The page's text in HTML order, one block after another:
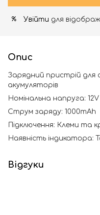
% Увійти для
Опис
Зарядний пристрій для
акумуляторів
Номінальна напруга: 12V
Струм заряду: 1000mAh
Підключення: Клеми та
Наявність індикатора:
Відгуки